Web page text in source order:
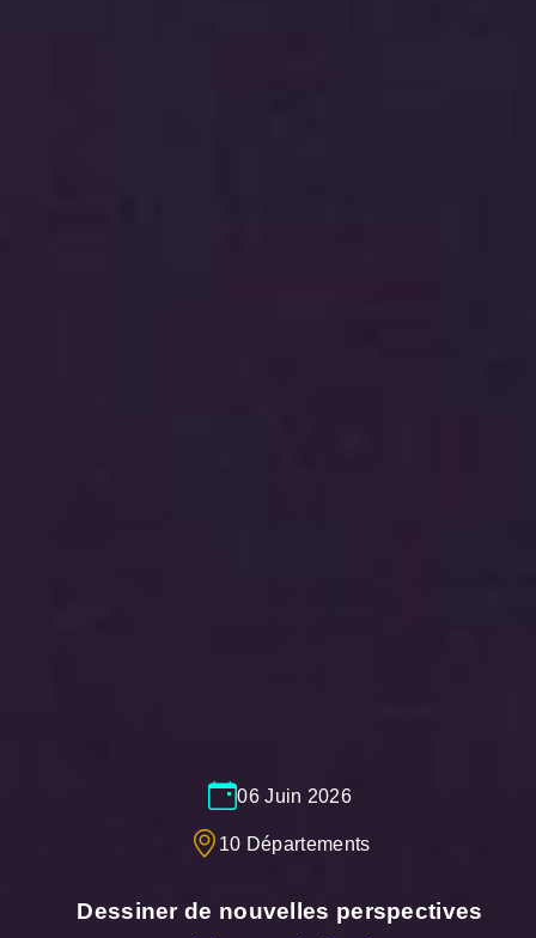
06 Juin 2026
10 Départements
Dessiner de nouvelles perspectives